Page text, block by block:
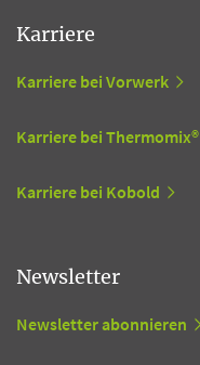
Karriere
Karriere bei Vorwerk
Karriere bei Thermomix®
Karriere bei Kobold
Newsletter
Newsletter abonnieren